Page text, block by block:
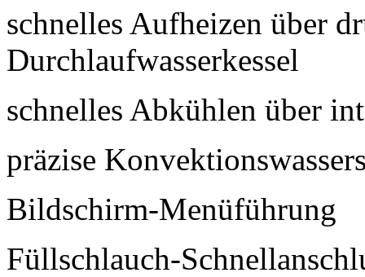
schnelles Aufheizen über
Durchlaufwasserkessel
schnelles Abkühlen über
präzise
Bildschirm-Menüführung
Füllschlauch-